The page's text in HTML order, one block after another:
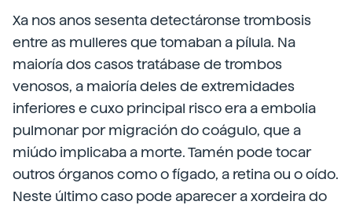
Xa nos anos sesenta detectáronse trombosis
entre as mulleres que tomaban a pílula. Na
maioría dos casos tratábase de trombos
venosos, a maioría deles de extremidades
inferiores e cuxo principal risco era a embolia
pulmonar por migración do coágulo, que a
miúdo implicaba a morte. Tamén pode tocar
outros órganos como o fígado, a retina ou o oído.
Neste último caso pode aparecer a xordeira do